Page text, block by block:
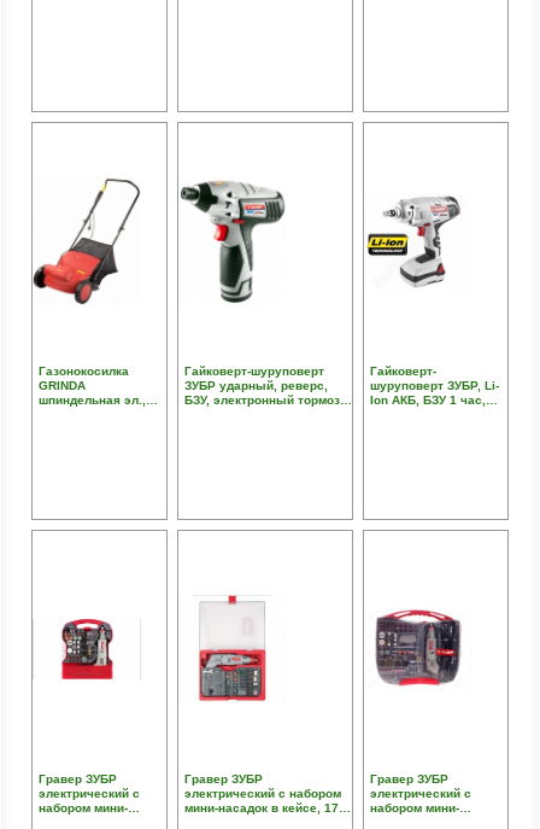
Газонокосилка
GRINDA
шпиндельная эл.,
Гайковерт-шуруповерт
ЗУБР ударный, реверс,
БЗУ, электронный тормоз,
Гайковерт-
шуруповерт ЗУБР, Li-
Ion АКБ, БЗУ 1 час,
Гравер ЗУБР
электрический с
набором мини-
Гравер ЗУБР
электрический с набором
мини-насадок в кейсе, 176
Гравер ЗУБР
электрический с
набором мини-